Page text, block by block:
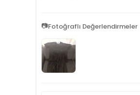
📷Fotoğraflı Değerlendirmeler